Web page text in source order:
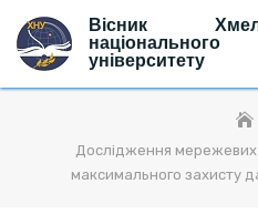
content
Вісник
національного
університету
Дослідження мережевих
максимального захисту